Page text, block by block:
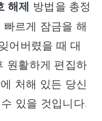
해제 방법을 총정
르게 잠금을 해
어버렸을 때 대
원활하게 편집하
처해 있든 당신
있을 것입니다.